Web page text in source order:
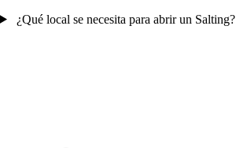
¿Qué local se necesita para abrir un Salting?